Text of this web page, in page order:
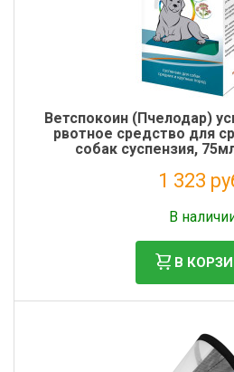
Ветспокоин (Пчелодар)
рвотное средство для
собак суспензия,
1 323
В
В